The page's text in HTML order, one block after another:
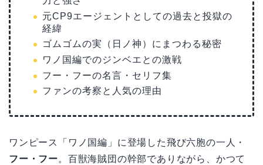
元CP9エージェントとしての過去と投獄の
経緯
ゴムゴムの実（日ノ神）にまつわる秘密
ワノ国編でのジンベエとの激戦
フー・フーの名言・セリフ集
ファンの考察と人気の理由
ワンピース「ワノ国編」に登場した飛び六胞の一人・
フー・フー。百獣海賊団の幹部でありながら、かつて